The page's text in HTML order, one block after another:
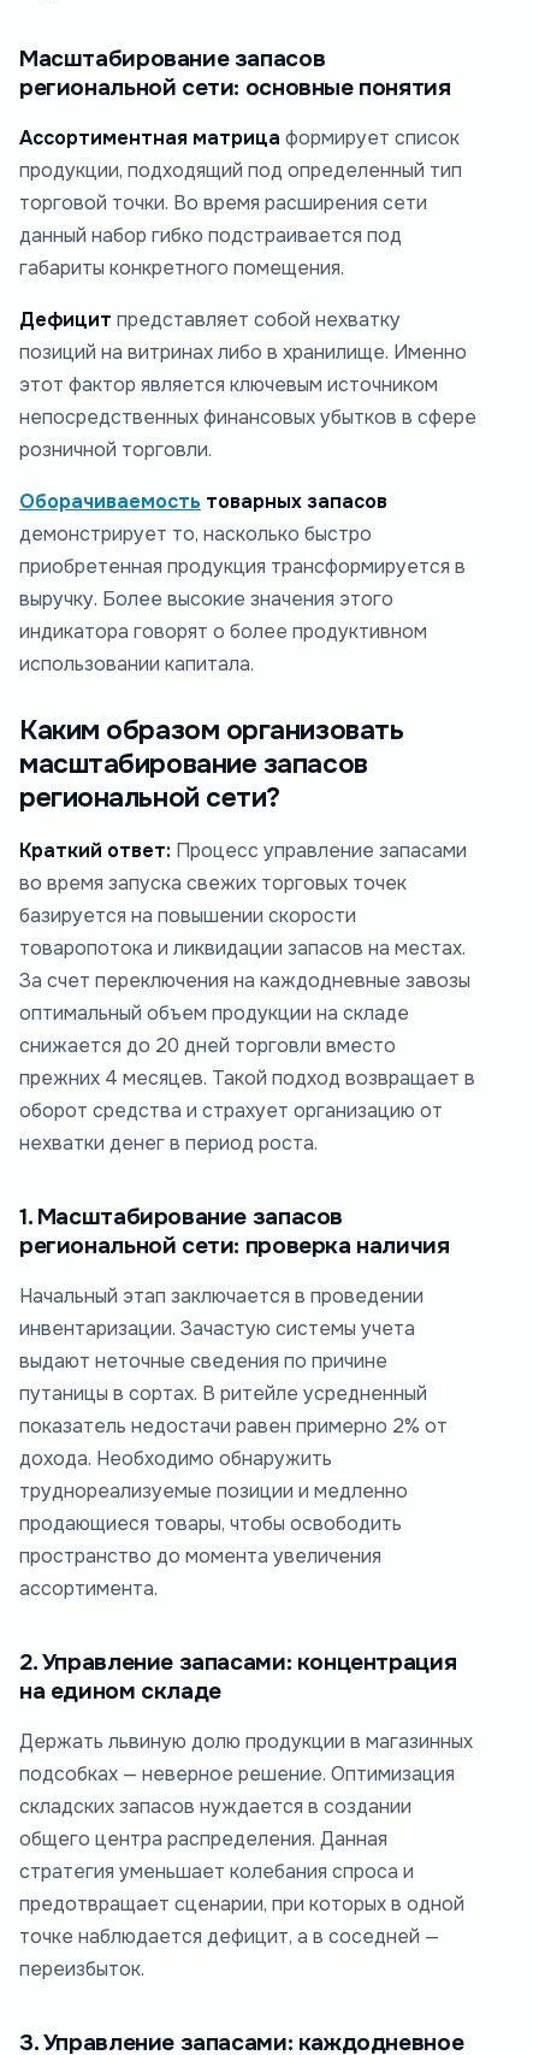
Масштабирование запасов
региональной сети: основные понятия
Ассортиментная матрица формирует список
продукции, подходящий под определенный тип
торговой точки. Во время расширения сети
данный набор гибко подстраивается под
габариты конкретного помещения.
Дефицит представляет собой нехватку
позиций на витринах либо в хранилище. Именно
этот фактор является ключевым источником
непосредственных финансовых убытков в сфере
розничной торговли.
Оборачиваемость товарных запасов
демонстрирует то, насколько быстро
приобретенная продукция трансформируется в
выручку. Более высокие значения этого
индикатора говорят о более продуктивном
использовании капитала.
Каким образом организовать
масштабирование запасов
региональной сети?
Краткий ответ: Процесс управление запасами
во время запуска свежих торговых точек
базируется на повышении скорости
товаропотока и ликвидации запасов на местах.
За счет переключения на каждодневные завозы
оптимальный объем продукции на складе
снижается до 20 дней торговли вместо
прежних 4 месяцев. Такой подход возвращает в
оборот средства и страхует организацию от
нехватки денег в период роста.
1. Масштабирование запасов
региональной сети: проверка наличия
Начальный этап заключается в проведении
инвентаризации. Зачастую системы учета
выдают неточные сведения по причине
путаницы в сортах. В ритейле усредненный
показатель недостачи равен примерно 2% от
дохода. Необходимо обнаружить
труднореализуемые позиции и медленно
продающиеся товары, чтобы освободить
пространство до момента увеличения
ассортимента.
2. Управление запасами: концентрация
на едином складе
Держать львиную долю продукции в магазинных
подсобках — неверное решение. Оптимизация
складских запасов нуждается в создании
общего центра распределения. Данная
стратегия уменьшает колебания спроса и
предотвращает сценарии, при которых в одной
точке наблюдается дефицит, а в соседней —
переизбыток.
3. Управление запасами: каждодневное